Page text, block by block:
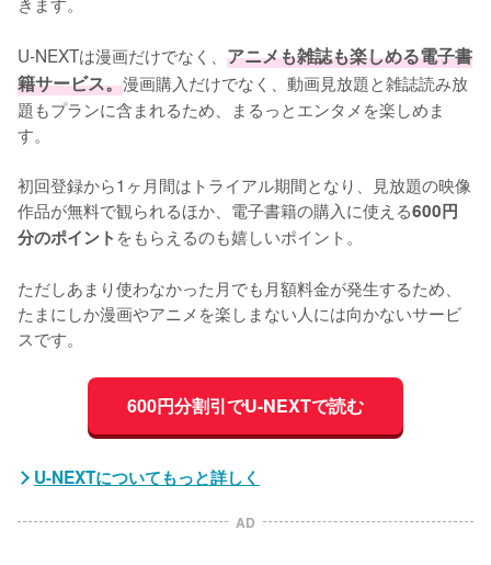
U-NEXTは漫画だけでなく、 アニメも雑誌も楽しめる電子書
籍サービス。漫画購入だけでなく、動画見放題と雑誌読み放
題もプランに含まれるため、まるっとエンタメを楽しめま
す。
初回登録から1ヶ月間はトライアル期間となり、見放題の映像
作品が無料で観られるほか、電子書籍の購入に使える600円
分のポイント をもらえるのも嬉しいポイント。
ただしあまり使わなかった月でも月額料金が発生するため、
たまにしか漫画やアニメを楽しまない人には向かないサービ
スです。
600円分割引でU-NEXTで読む
U-NEXTについてもっと詳しく
AD